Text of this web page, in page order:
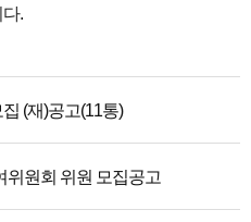
다.
(재)공고(11통)
위원회 위원 모집공고